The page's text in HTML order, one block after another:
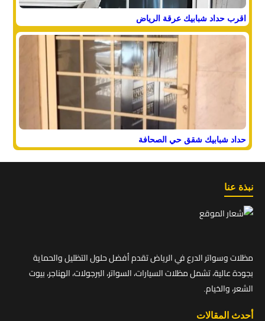
اقرب حداد شبابيك عرقة الرياض
حداد شبابيك شقق حي الصحافة
نبذة عنا
مظلات وسواتر الدرع في الرياض تقدم أفضل حلول التظليل والحماية
بجودة عالية، تشمل مظلات السيارات، السواتر، البرجولات، الهناجر، بيوت
الشعر، والخيام.
أحدث المقالات